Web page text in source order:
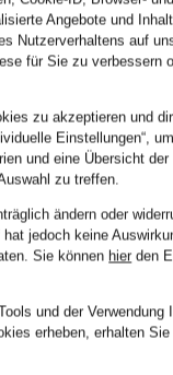
Angebote und
Nutzerverhaltens auf
für Sie zu verbessern
zu akzeptieren und
Einstellungen“,
und eine Übersicht
zu treffen.
ändern oder
jedoch keine
Sie können hier den
und der Verwendung
erheben, erhalten